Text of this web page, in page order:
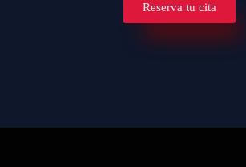
Reserva tu cita